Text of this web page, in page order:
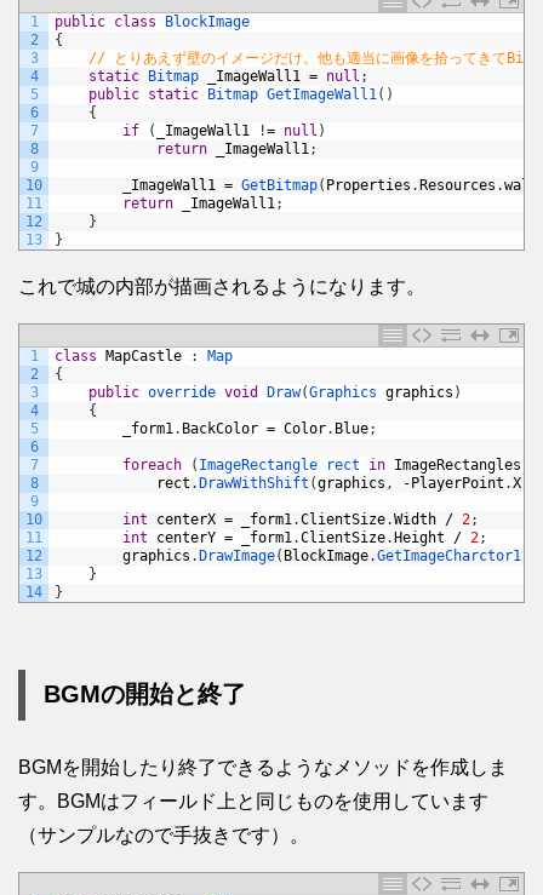
1
2
3
4
5
6
7
8
9
10
11
12
13
public class
BlockImage
{
// とりあえず壁のイメージだけ。他も適当に画像を拾ってきて
static
Bitmap _ImageWall1 = null ;
public static Bitmap GetImageWall1( )
{
if
( _ImageWall1 != null )
return
_ImageWall1;
_ImageWall1 = GetBitmap( Properties . Resources .wall
return
_ImageWall1;
}
}
これで城の内部が描画されるようになります。
1
2
3
4
5
6
7
8
9
10
11
12
13
14
class MapCastle :
Map
{
public override void Draw(Graphics graphics )
{
_form1. BackColor = Color. Blue;
foreach ( ImageRectangle rect in ImageRectangles
rect . DrawWithShift (graphics , - PlayerPoint .X
int centerX = _form1.ClientSize.Width / 2;
int
centerY = _form1.ClientSize. Height / 2;
graphics . DrawImage( BlockImage.GetImageCharctor1
}
}
BGMの開始と終了
BGMを開始したり終了できるようなメソッドを作成しま
す。BGMはフィールド上と同じものを使用しています
（サンプルなので手抜きです）。